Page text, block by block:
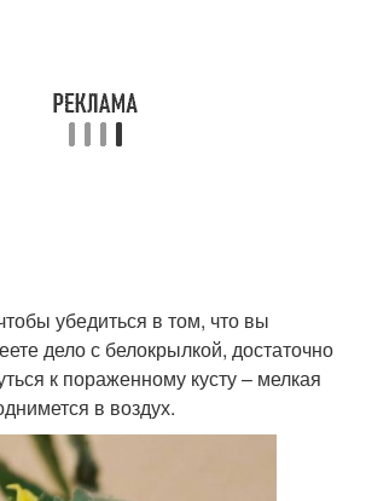
убедиться в том, что вы
дело с белокрылкой, достаточно
к пораженному кусту – мелкая
в воздух.